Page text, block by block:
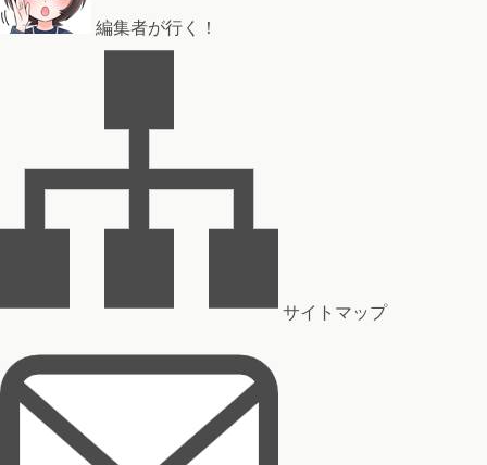
編集者が行く！
サイトマップ